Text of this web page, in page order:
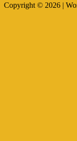
Copyright © 2026 |